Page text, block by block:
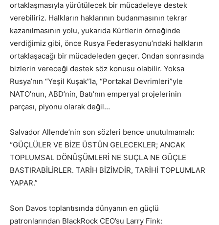
ortaklaşmasıyla yürütülecek bir mücadeleye destek
verebiliriz. Halkların haklarının budanmasının tekrar
kazanılmasının yolu, yukarıda Kürtlerin örneğinde
verdiğimiz gibi, önce Rusya Federasyonu’ndaki halkların
ortaklaşacağı bir mücadeleden geçer. Ondan sonrasında
bizlerin vereceği destek söz konusu olabilir. Yoksa
Rusya’nın “Yeşil Kuşak”la, “Portakal Devrimleri”yle
NATO’nun, ABD’nin, Batı’nın emperyal projelerinin
parçası, piyonu olarak değil…
Salvador Allende’nin son sözleri bence unutulmamalı:
“GÜÇLÜLER VE BİZE ÜSTÜN GELECEKLER; ANCAK
TOPLUMSAL DÖNÜŞÜMLERİ NE SUÇLA NE GÜÇLE
BASTIRABİLİRLER. TARİH BİZİMDİR, TARİHİ TOPLUMLAR
YAPAR.”
Son Davos toplantısında dünyanın en güçlü
patronlarından BlackRock CEO’su Larry Fink: